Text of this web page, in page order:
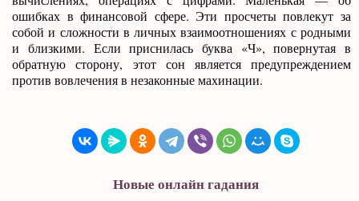
ошибках в финансовой сфере. Эти просчеты повлекут за
собой и сложности в личных взаимоотношениях с родными
и близкими. Если приснилась буква «Ч», повернутая в
обратную сторону, этот сон является предупреждением
против вовлечения в незаконные махинации.
Новые онлайн гадания